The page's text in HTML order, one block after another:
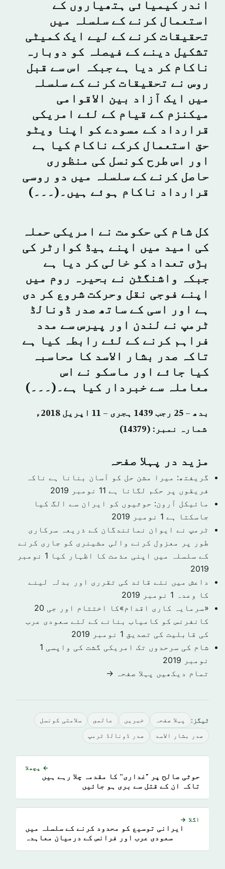
اندر کیمیائی ہتھیاروں کے
استعمال کرنے کے سلسلہ میں
تحقیقات کرنے کے لیے ایک کمیٹی
تشکیل دینے کے فیصلہ کو دوبارہ
ناکام کر دیا ہے جبکہ اس سے قبل
روس نے تحقیقات کرنے کے سلسلہ
میں ایک آزاد بین الاقوامی
میکنزم کے قیام کے لئے امریکی
قرارداد کے مسودے کو اپنا ویٹو
حق استعمال کرکے ناکام کیا ہے
اور اس طرح کونسل کی منظوری
حاصل کرنے کے سلسلہ میں دو روسی
قرارداد ناکام ہوئے ہیں۔(۔۔۔)
کل شام کی حکومت نے امریکی حملہ
کی امید میں اپنے ہیڈ کوارٹر کی
بڑی تعداد کو خالی کر دیا ہے
جبکہ واشنگٹن نے بحیرہ روم میں
اپنے فوجی نقل وحرکت شروع کر دی
ہے اور اسی کے ساتھ صدر ڈونالڈ
ٹرمپ نے لندن اور پیرس سے مدد
فراہم کرنے کے لئے رابطہ کیا ہے
تاکہ صدر بشار الاسد کا محاسبہ
کیا جائے اور ماسکو نے اس
معاملہ سے خبردار کیا ہے۔(۔۔۔)
بدھ – 25 رجب 1439 ہجری – 11 اپریل 2018ء
شمارہ نمبر: (14379)
مزید در پہلا صفحہ
گریفتھ: میرا مشن حل کو آسان بنانا ہے ناکہ
فریقوں پر حکم لگانا ہے 11 نومبر 2019
مائیکل آرون: حوثیوں کو ایران سے الگ کیا
جاسکتا ہے 1 نومبر 2019
ٹرمپ نے ایوان نمائندگان کے ذریعہ سرکاری
طور پر معزول کرنے والی مشینری کو جاری کرنے
کے سلسلہ میں اپنی مذمت کا اظہار کیا
1 نومبر
2019
داعش میں نئے قائد کی تقرری اور بدلہ لینے
کا وعدہ 1 نومبر 2019
«سرمایہ کاری اقدام»کا اختتام اور جی 20
کانفرنس کو کامیاب بنانے کے لئے سعودی عرب
کی قابلیت کی تصدیق 1 نومبر 2019
شام کی سرحدوں تک امریکی گشت کی واپسی 1
نومبر 2019
تمام دیکھیں پہلا صفحہ →
ٹیگز: پہلا صفحہ خبريں عالمى سلامتی کونسل
صدر بشار الاسد صدر ڈونالڈ ٹرمپ
← پچھلا
حوثی صالح پر "غداری” کا مقدمہ چلا رہے ہیں
تاکہ ان کے قتل سے بری ہو جائیں
اگلا →
ایرانی توسیع کو محدود کرنے کے سلسلہ میں
سعودی عرب اور فرانس کے درمیان معاہدہ